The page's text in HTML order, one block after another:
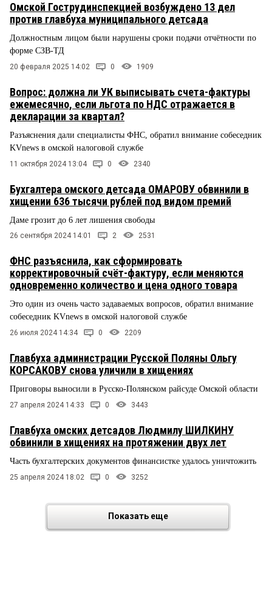
Омской Гострудинспекцией возбуждено 13 дел
против главбуха муниципального детсада
Должностным лицом были нарушены сроки подачи отчётности по
форме СЗВ-ТД
20 февраля 2025 14:02 0 1909
Вопрос: должна ли УК выписывать счета-фактуры
ежемесячно, если льгота по НДС отражается в
декларации за квартал?
Разъяснения дали специалисты ФНС, обратил внимание собеседник
KVnews в омской налоговой службе
11 октября 2024 13:04 0 2340
Бухгалтера омского детсада ОМАРОВУ обвинили в
хищении 636 тысячи рублей под видом премий
Даме грозит до 6 лет лишения свободы
26 сентября 2024 14:01 2 2531
ФНС разъяснила, как сформировать
корректировочный счёт-фактуру, если меняются
одновременно количество и цена одного товара
Это один из очень часто задаваемых вопросов, обратил внимание
собеседник KVnews в омской налоговой службе
26 июля 2024 14:34 0 2209
Главбуха администрации Русской Поляны Ольгу
КОРСАКОВУ снова уличили в хищениях
Приговоры выносили в Русско-Полянском райсуде Омской области
27 апреля 2024 14:33 0 3443
Главбуха омских детсадов Людмилу ШИЛКИНУ
обвинили в хищениях на протяжении двух лет
Часть бухгалтерских документов финансистке удалось уничтожить
25 апреля 2024 18:02 0 3252
Показать еще